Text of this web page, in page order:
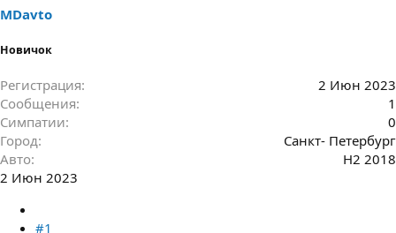
ы
MDavto
Новичок
Регистрация
2 Июн 2023
Сообщения
1
Симпатии
0
Город
Санкт- Петербург
Авто
H2 2018
2 Июн 2023
#1